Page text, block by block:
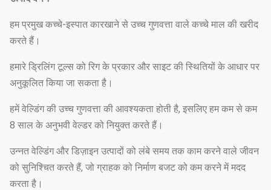
हम प्रमुख कच्चे-इस्पात कारखाने से उच्च गुणवत्ता वाले कच्चे माल की खरीद
करते हैं।
हमारे ड्रिलिंग टूल्स को रिग के प्रकार और साइट की स्थितियों के आधार पर
अनुकूलित किया जा सकता है।
हमें वेल्डिंग की उच्च गुणवत्ता की आवश्यकता होती है, इसलिए हम कम से कम
8 साल के अनुभवी वेल्डर को नियुक्त करते हैं।
उन्नत वेल्डिंग और डिज़ाइन उत्पादों को लंबे समय तक काम करने वाले जीवन
को सुनिश्चित करते हैं, जो ग्राहक को निर्माण बजट को कम करने में मदद
करता है।